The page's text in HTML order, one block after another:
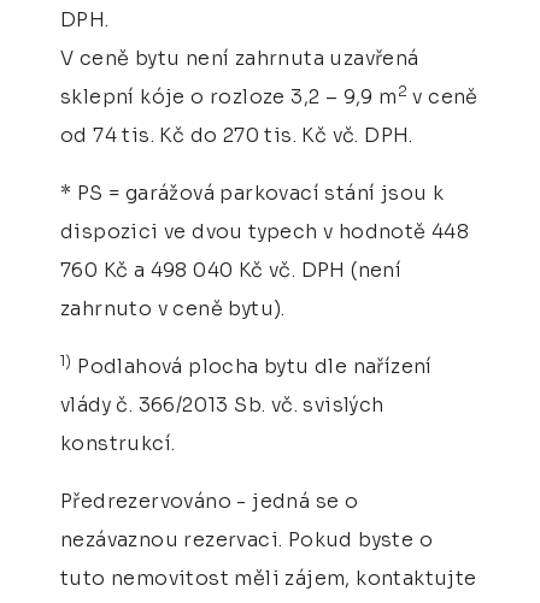
DPH.
V ceně bytu není zahrnuta uzavřená
sklepní kóje o rozloze 3,2 – 9,9 m 2 v ceně
od 74 tis. Kč do 270 tis. Kč vč. DPH.
* PS = garážová parkovací stání jsou k
dispozici ve dvou typech v hodnotě 448
760 Kč a 498 040 Kč vč. DPH (není
zahrnuto v ceně bytu).
1) Podlahová plocha bytu dle nařízení
vlády č. 366/2013 Sb. vč. svislých
konstrukcí.
Předrezervováno - jedná se o
nezávaznou rezervaci. Pokud byste o
tuto nemovitost měli zájem, kontaktujte